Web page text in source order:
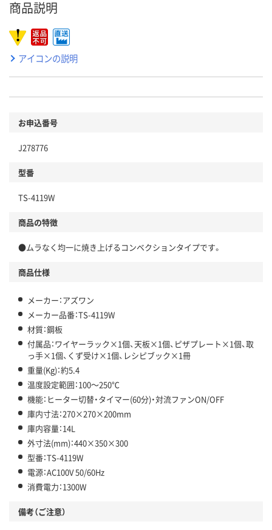
商品説明
アイコンの説明
お申込番号
J278776
型番
TS-4119W
商品の特徴
●ムラなく均一に焼き上げるコンベクションタイプです。
商品仕様
メーカー：アズワン
メーカー品番：TS-4119W
材質：鋼板
付属品：ワイヤーラック×1個、天板×1個、ピザプレート×1個、取
っ手×1個、くず受け×1個、レシピブック×1冊
重量(Kg)：約5.4
温度設定範囲：100～250℃
機能：ヒーター切替・タイマー(60分)・対流ファンON/OFF
庫内寸法：270×270×200mm
庫内容量：14L
外寸法(mm)：440×350×300
型番：TS-4119W
電源：AC100V 50/60Hz
消費電力：1300W
備考（ご注意）